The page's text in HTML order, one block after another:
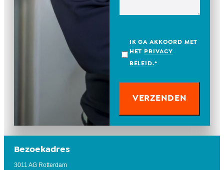
IK GA AKKOORD MET
HET
PRIVACY
BELEID.*
Bezoekadres
3011 AG Rotterdam